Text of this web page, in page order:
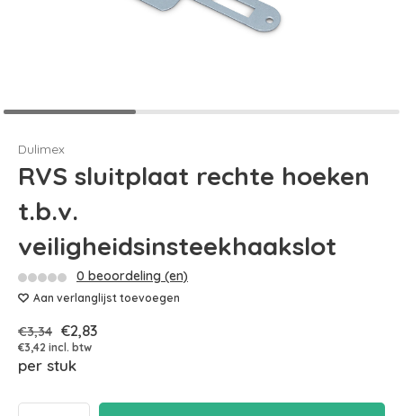
Dulimex
RVS sluitplaat rechte hoeken
t.b.v.
veiligheidsinsteekhaakslot
0 beoordeling (en)
Aan verlanglijst toevoegen
€3,34 €2,83
€3,42 incl. btw
per stuk